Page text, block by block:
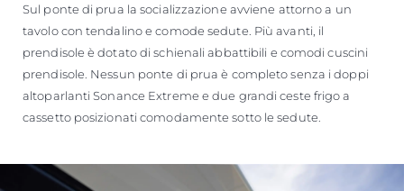
Sul ponte di prua la socializzazione avviene attorno a un
tavolo con tendalino e comode sedute. Più avanti, il
prendisole è dotato di schienali abbattibili e comodi cuscini
prendisole. Nessun ponte di prua è completo senza i doppi
altoparlanti Sonance Extreme e due grandi ceste frigo a
cassetto posizionati comodamente sotto le sedute.